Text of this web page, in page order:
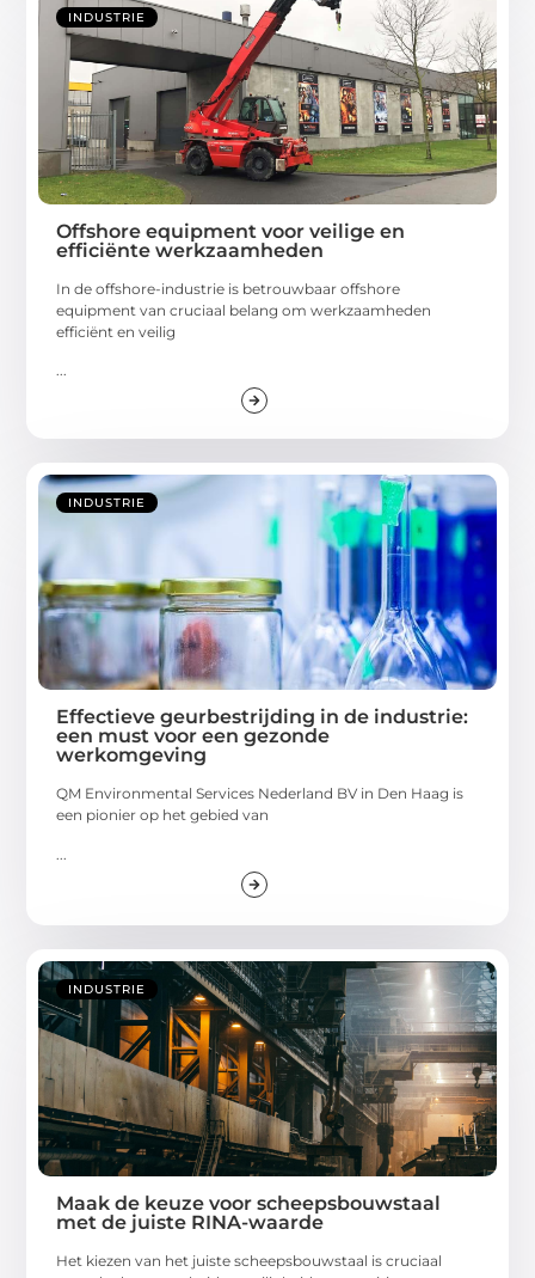
INDUSTRIE
Offshore equipment voor veilige en
efficiënte werkzaamheden
In de offshore-industrie is betrouwbaar offshore
equipment van cruciaal belang om werkzaamheden
efficiënt en veilig
...
INDUSTRIE
Effectieve geurbestrijding in de industrie:
een must voor een gezonde
werkomgeving
QM Environmental Services Nederland BV in Den Haag is
een pionier op het gebied van
INDUSTRIE
Maak de keuze voor scheepsbouwstaal
met de juiste RINA-waarde
Het kiezen van het juiste scheepsbouwstaal is cruciaal